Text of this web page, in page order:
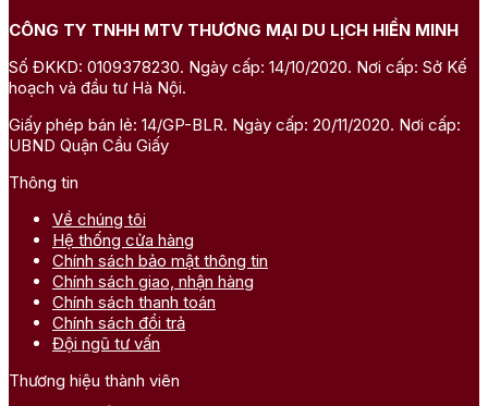
CÔNG TY TNHH MTV THƯƠNG MẠI DU LỊCH HIỀN MINH
Số ĐKKD: 0109378230. Ngày cấp: 14/10/2020. Nơi cấp: Sở Kế
hoạch và đầu tư Hà Nội.
Giấy phép bán lẻ: 14/GP-BLR. Ngày cấp: 20/11/2020. Nơi cấp:
UBND Quận Cầu Giấy
Thông tin
Về chúng tôi
Hệ thống cửa hàng
Chính sách bảo mật thông tin
Chính sách giao, nhận hàng
Chính sách thanh toán
Chính sách đổi trả
Đội ngũ tư vấn
Thương hiệu thành viên